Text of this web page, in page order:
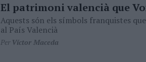
El patrimoni valencià que
Aquests són els símbols franquistes
al País Valencià
Per Víctor Maceda